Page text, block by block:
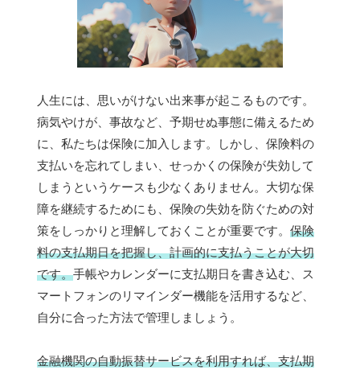
人生には、思いがけない出来事が起こるものです。
病気やけが、事故など、予期せぬ事態に備えるため
に、私たちは保険に加入します。しかし、保険料の
支払いを忘れてしまい、せっかくの保険が失効して
しまうというケースも少なくありません。大切な保
障を継続するためにも、保険の失効を防ぐための対
策をしっかりと理解しておくことが重要です。 保険
料の支払期日を把握し、計画的に支払うことが大切
です。手帳やカレンダーに支払期日を書き込む、ス
マートフォンのリマインダー機能を活用するなど、
自分に合った方法で管理しましょう。
金融機関の自動振替サービスを利用すれば、支払期